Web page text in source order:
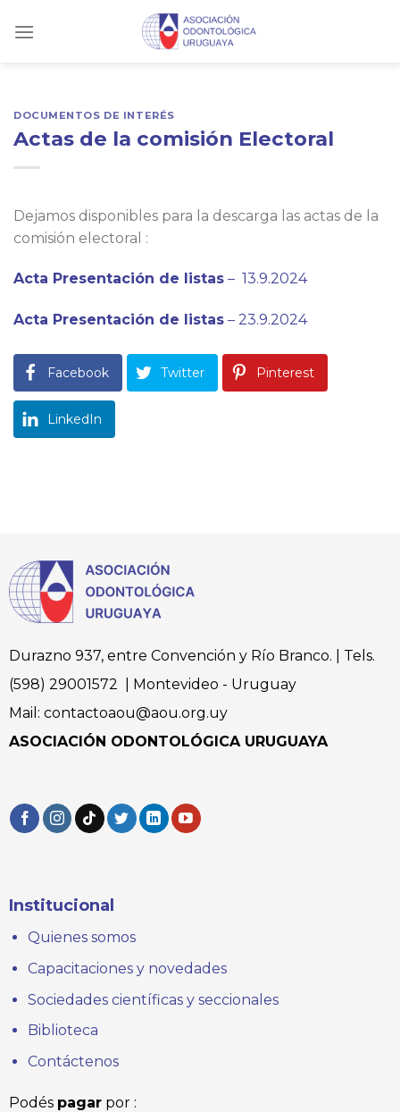
DOCUMENTOS DE INTERÉS
Actas de la comisión Electoral
Dejamos disponibles para la descarga las actas de la
comisión electoral :
Acta Presentación de listas – 13.9.2024
Acta Presentación de listas – 23.9.2024
Facebook Twitter Pinterest
LinkedIn
Durazno 937, entre Convención y Río Branco. | Tels.
(598) 29001572 | Montevideo - Uruguay
Mail: contactoaou@aou.org.uy
ASOCIACIÓN ODONTOLÓGICA URUGUAYA
Institucional
Quienes somos
Capacitaciones y novedades
Sociedades científicas y seccionales
Biblioteca
Contáctenos
Podés pagarpor :